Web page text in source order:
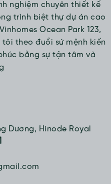
nghiệm chuyên thiết kế
trình biệt thự dự án cao
Ocean Park 123,
tôi theo đuổi sứ mệnh kiến
bằng sự tận tâm và
Dương, Hinode Royal